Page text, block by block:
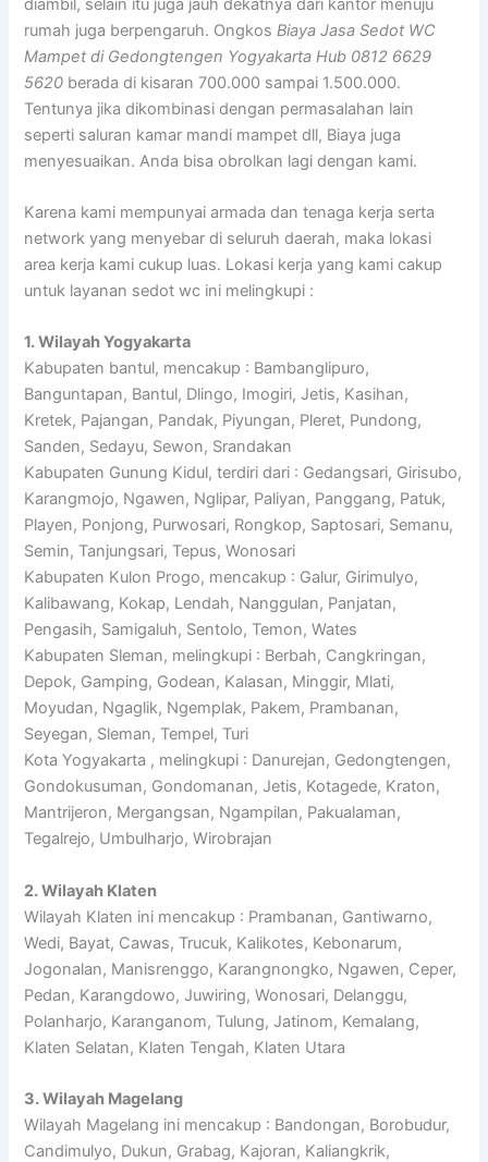
diambil, selain itu juga jauh dekatnya dari kantor menuju
rumah juga berpengaruh. OngkosBiaya Jasa Sedot WC
Mampet di Gedongtengen Yogyakarta Hub 0812 6629
5620 berada di kisaran 700.000 sampai 1.500.000.
Tentunya jika dikombinasi dengan permasalahan lain
seperti saluran kamar mandi mampet dll, Biaya juga
menyesuaikan. Anda bisa obrolkan lagi dengan kami.
Karena kami mempunyai armada dan tenaga kerja serta
network yang menyebar di seluruh daerah, maka lokasi
area kerja kami cukup luas. Lokasi kerja yang kami cakup
untuk layanan sedot wc ini melingkupi :
1. Wilayah Yogyakarta
Kabupaten bantul, mencakup : Bambanglipuro,
Banguntapan, Bantul, Dlingo, Imogiri, Jetis, Kasihan,
Kretek, Pajangan, Pandak, Piyungan, Pleret, Pundong,
Sanden, Sedayu, Sewon, Srandakan
Kabupaten Gunung Kidul, terdiri dari : Gedangsari, Girisubo,
Karangmojo, Ngawen, Nglipar, Paliyan, Panggang, Patuk,
Playen, Ponjong, Purwosari, Rongkop, Saptosari, Semanu,
Semin, Tanjungsari, Tepus, Wonosari
Kabupaten Kulon Progo, mencakup : Galur, Girimulyo,
Kalibawang, Kokap, Lendah, Nanggulan, Panjatan,
Pengasih, Samigaluh, Sentolo, Temon, Wates
Kabupaten Sleman, melingkupi : Berbah, Cangkringan,
Depok, Gamping, Godean, Kalasan, Minggir, Mlati,
Moyudan, Ngaglik, Ngemplak, Pakem, Prambanan,
Seyegan, Sleman, Tempel, Turi
Kota Yogyakarta , melingkupi : Danurejan, Gedongtengen,
Gondokusuman, Gondomanan, Jetis, Kotagede, Kraton,
Mantrijeron, Mergangsan, Ngampilan, Pakualaman,
Tegalrejo, Umbulharjo, Wirobrajan
2. Wilayah Klaten
Wilayah Klaten ini mencakup : Prambanan, Gantiwarno,
Wedi, Bayat, Cawas, Trucuk, Kalikotes, Kebonarum,
Jogonalan, Manisrenggo, Karangnongko, Ngawen, Ceper,
Pedan, Karangdowo, Juwiring, Wonosari, Delanggu,
Polanharjo, Karanganom, Tulung, Jatinom, Kemalang,
Klaten Selatan, Klaten Tengah, Klaten Utara
3. Wilayah Magelang
Wilayah Magelang ini mencakup : Bandongan, Borobudur,
Candimulyo, Dukun, Grabag, Kajoran, Kaliangkrik,